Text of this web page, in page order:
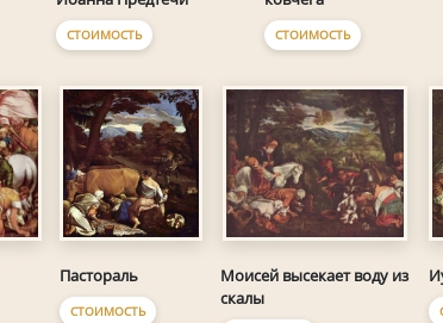
СТОИМОСТЬ СТОИМОСТЬ
Пастораль
СТОИМОСТЬ
Моисей высекает воду из
скалы